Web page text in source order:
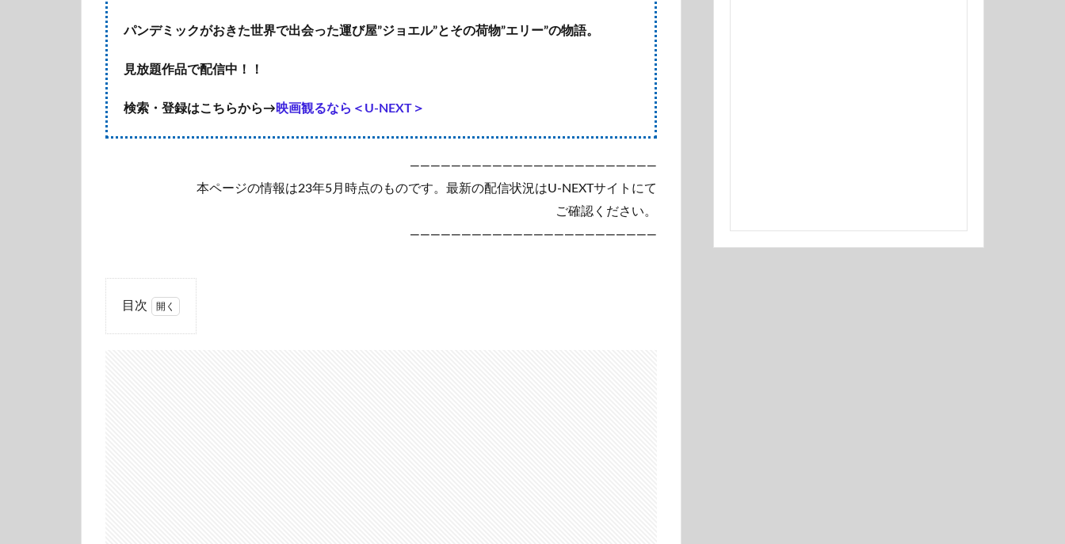
パンデミックがおきた世界で出会った運び屋”ジョエル”とその荷物”エリー”の物語。
見放題作品で配信中！！
検索・登録はこちらから→映画観るなら＜U-NEXT＞
————————————————————————
本ページの情報は23年5月時点のものです。最新の配信状況はU-NEXTサイトにて
ご確認ください。
————————————————————————
目次